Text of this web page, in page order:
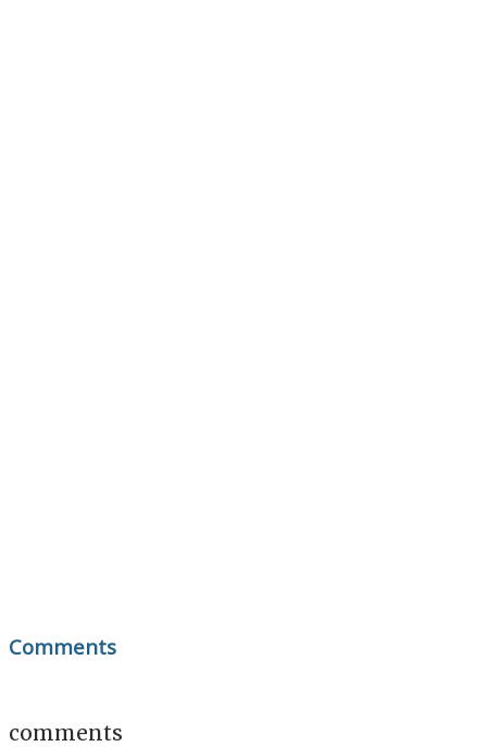
Comments
comments